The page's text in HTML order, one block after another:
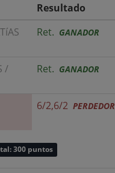
Resultado
Ret. GANADOR
/
Ret. GANADOR
6/2,6/2 PERDEDOR
300 puntos